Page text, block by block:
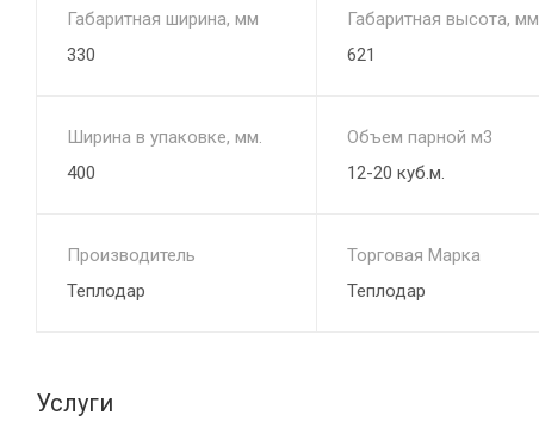
Габаритная ширина, мм
330
Габаритная высота, мм
621
Ширина в упаковке, мм.
400
Объем парной м3
12-20 куб.м.
Производитель
Теплодар
Торговая Марка
Теплодар
Услуги